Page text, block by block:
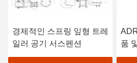
경제적인 스프링 잎형 트레
일러 공기 서스펜션
품
링